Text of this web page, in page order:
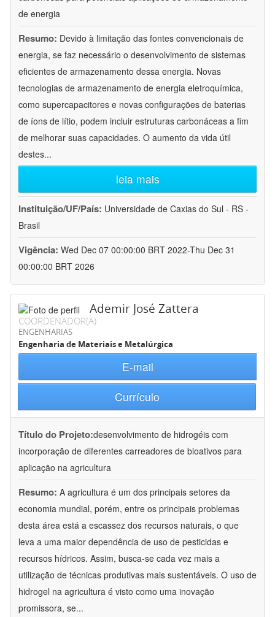
de energia
Resumo: Devido à limitação das fontes convencionais de
energia, se faz necessário o desenvolvimento de sistemas
eficientes de armazenamento dessa energia. Novas
tecnologias de armazenamento de energia eletroquímica,
como supercapacitores e novas configurações de baterias
de íons de lítio, podem incluir estruturas carbonáceas a fim
de melhorar suas capacidades. O aumento da vida útil
destes...
leia mais
Instituição/UF/País: Universidade de Caxias do Sul - RS -
Brasil
Vigência: Wed Dec 07 00:00:00 BRT 2022-Thu Dec 31
00:00:00 BRT 2026
Ademir José Zattera
COORDENADOR(A)
ENGENHARIAS
Engenharia de Materiais e Metalúrgica
E-mail
Currículo
Título do Projeto:desenvolvimento de hidrogéis com
incorporação de diferentes carreadores de bioativos para
aplicação na agricultura
Resumo: A agricultura é um dos principais setores da
economia mundial, porém, entre os principais problemas
desta área está a escassez dos recursos naturais, o que
leva a uma maior dependência de uso de pesticidas e
recursos hídricos. Assim, busca-se cada vez mais a
utilização de técnicas produtivas mais sustentáveis. O uso de
hidrogel na agricultura é visto como uma inovação
promissora, se...